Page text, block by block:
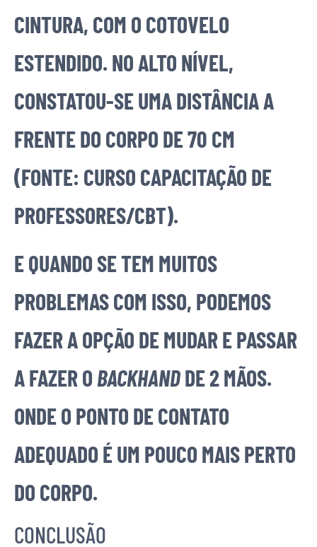
CINTURA, COM O COTOVELO
ESTENDIDO. NO ALTO NÍVEL,
CONSTATOU-SE UMA DISTÂNCIA A
FRENTE DO CORPO DE 70 CM
(FONTE: CURSO CAPACITAÇÃO DE
PROFESSORES/CBT).
E QUANDO SE TEM MUITOS
PROBLEMAS COM ISSO, PODEMOS
FAZER A OPÇÃO DE MUDAR E PASSAR
A FAZER O BACKHANDDE 2 MÃOS.
ONDE O PONTO DE CONTATO
ADEQUADO É UM POUCO MAIS PERTO
DO CORPO.
CONCLUSÃO